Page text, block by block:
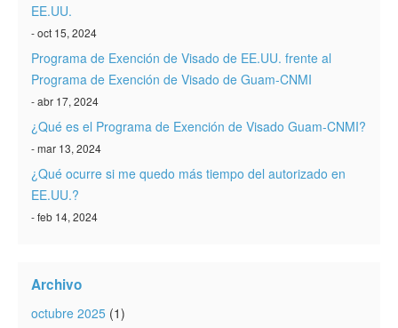
EE.UU.
- oct 15, 2024
Programa de Exención de Visado de EE.UU. frente al
Programa de Exención de Visado de Guam-CNMI
- abr 17, 2024
¿Qué es el Programa de Exención de Visado Guam-CNMI?
- mar 13, 2024
¿Qué ocurre si me quedo más tiempo del autorizado en
EE.UU.?
- feb 14, 2024
Archivo
octubre 2025 (1)